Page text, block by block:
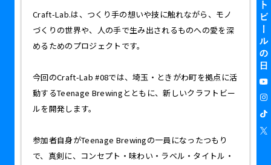
Craft-Lab.は、つくり手の想いや技に触れながら、モノ
づくりの世界や、人の手で生み出されるものへの愛を深
めるためのプロジェクトです。
今回のCraft-Lab #08では、埼玉・ときがわ町を拠点に活
動するTeenage Brewingとともに、新しいクラフトビー
ルを開発します。
参加者自身がTeenage Brewingの一員になったつもり
で、真剣に、コンセプト・味わい・ラベル・タイトル・